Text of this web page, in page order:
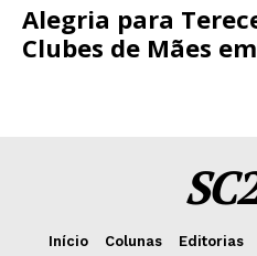
Alegria para
Clubes de Mães
Início Colunas Editorias